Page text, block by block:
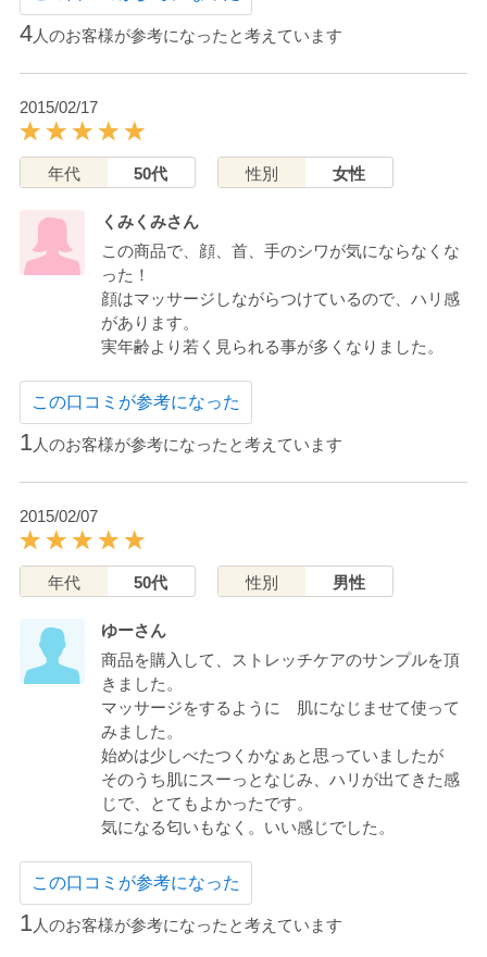
4人のお客様が参考になったと考えています
2015/02/17
年代 50代 性別 女性
くみくみさん
この商品で、顔、首、手のシワが気にならなくな
った！
顔はマッサージしながらつけているので、ハリ感
があります。
実年齢より若く見られる事が多くなりました。
この口コミが参考になった
1人のお客様が参考になったと考えています
2015/02/07
年代 50代 性別 男性
ゆーさん
商品を購入して、ストレッチケアのサンプルを頂
きました。
マッサージをするように 肌になじませて使って
みました。
始めは少しべたつくかなぁと思っていましたが
そのうち肌にスーっとなじみ、ハリが出てきた感
じで、とてもよかったです。
気になる匂いもなく。いい感じでした。
この口コミが参考になった
1人のお客様が参考になったと考えています